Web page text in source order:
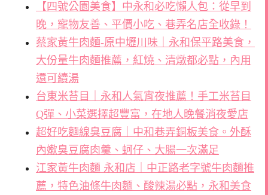
【四號公園美食】中永和必吃懶人包：從早到
晚，寵物友善、平價小吃、巷弄名店全收錄！
蔡家黃牛肉麵-原中壢川味｜永和保平路美食，
大份量牛肉麵推薦，紅燒、清燉都必點，內用
還可續湯
台東米苔目｜永和人氣宵夜推薦！手工米苔目
Q彈、小菜選擇超豐富，在地人晚餐消夜愛店
超好吃麵線臭豆腐｜中和巷弄銅板美食。外酥
內嫰臭豆腐肉羹、蚵仔、大腸一次滿足
江家黃牛肉麵 永和店｜中正路老字號牛肉麵推
薦，特色油條牛肉麵、酸辣湯必點，永和美食